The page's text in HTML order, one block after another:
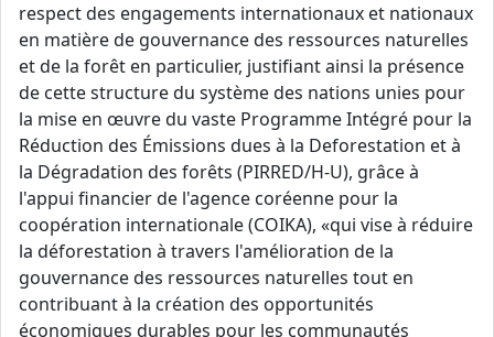
respect des engagements internationaux et nationaux
en matière de gouvernance des ressources naturelles
et de la forêt en particulier, justifiant ainsi la présence
de cette structure du système des nations unies pour
la mise en œuvre du vaste Programme Intégré pour la
Réduction des Émissions dues à la Deforestation et à
la Dégradation des forêts (PIRRED/H-U), grâce à
l'appui financier de l'agence coréenne pour la
coopération internationale (COIKA), «qui vise à réduire
la déforestation à travers l'amélioration de la
gouvernance des ressources naturelles tout en
contribuant à la création des opportunités
économiques durables pour les communautés